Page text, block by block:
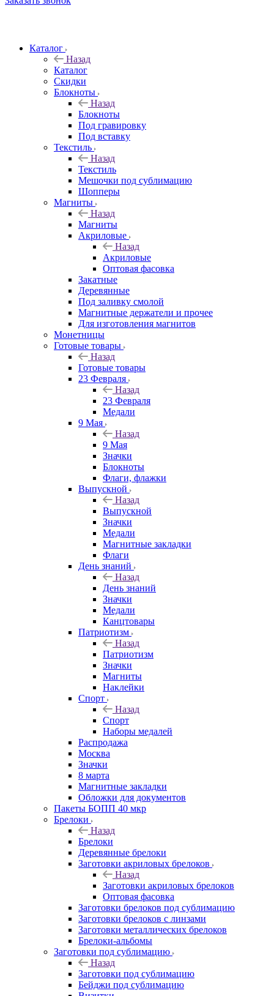
Каталог
Назад
Каталог
Скидки
Блокноты
Назад
Блокноты
Под гравировку
Под вставку
Текстиль
Назад
Текстиль
Мешочки под сублимацию
Шопперы
Магниты
Назад
Магниты
Акриловые
Назад
Акриловые
Оптовая фасовка
Закатные
Деревянные
Под заливку смолой
Магнитные держатели и прочее
Для изготовления магнитов
Монетницы
Готовые товары
Назад
Готовые товары
23 Февраля
Назад
23 Февраля
Медали
9 Мая
Назад
9 Мая
Значки
Блокноты
Флаги, флажки
Выпускной
Назад
Выпускной
Значки
Медали
Магнитные закладки
Флаги
День знаний
Назад
День знаний
Значки
Медали
Канцтовары
Патриотизм
Назад
Патриотизм
Значки
Магниты
Наклейки
Спорт
Назад
Спорт
Наборы медалей
Распродажа
Москва
Значки
8 марта
Магнитные закладки
Обложки для документов
Пакеты БОПП 40 мкр
Брелоки
Назад
Брелоки
Деревянные брелоки
Заготовки акриловых брелоков
Назад
Заготовки акриловых брелоков
Оптовая фасовка
Заготовки брелоков под сублимацию
Заготовки брелоков с линзами
Заготовки металлических брелоков
Брелоки-альбомы
Заготовки под сублимацию
Назад
Заготовки под сублимацию
Бейджи под сублимацию